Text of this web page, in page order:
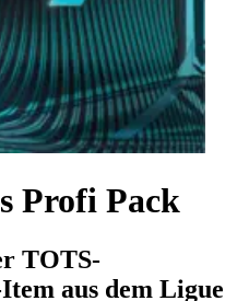
Profi Pack
TOTS-
aus dem Ligue